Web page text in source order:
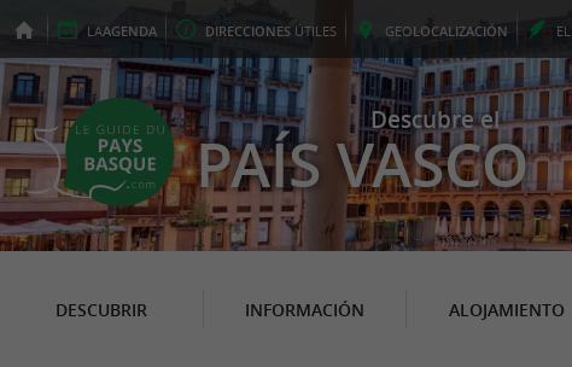
LAAGENDA DIRECCIONES ÚTILES GEOLOCALIZACIÓN EL
Descubre el
PAÍS VASCO
DESCUBRIR INFORMACIÓN ALOJAMIENTO